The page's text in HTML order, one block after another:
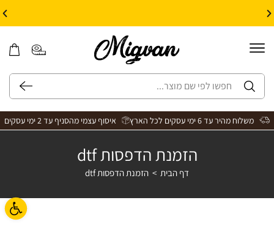
משלוח מהיר עד 6 ימי עסקים לכל הארץ איסוף עצמי מהסניף עד 2 ימי עסקים
הזמנת הדפסות dtf
דף הבית > הזמנת הדפסות dtf
פתח